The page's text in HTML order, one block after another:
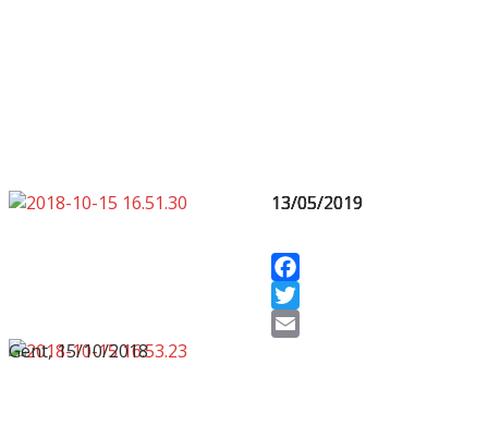
Gent, 15/10/2018
13/05/2019
13/05/2019
13/05/2019
13/05/2019
Facebook
Twitter